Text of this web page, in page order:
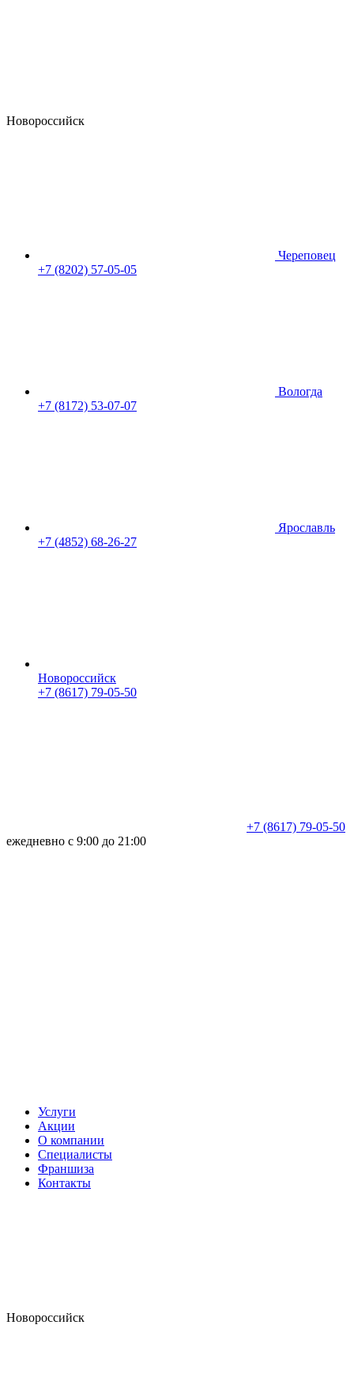
Новороссийск
Череповец
+7 (8202) 57-05-05
Вологда
+7 (8172) 53-07-07
Ярославль
+7 (4852) 68-26-27
Новороссийск
+7 (8617) 79-05-50
+7 (8617) 79-05-50
ежедневно с 9:00 до 21:00
Услуги
Акции
О компании
Специалисты
Франшиза
Контакты
Новороссийск